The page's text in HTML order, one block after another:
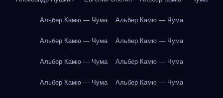
Альбер Камю — Чума Альбер Камю — Чума
Альбер Камю — Чума Альбер Камю — Чума
Альбер Камю — Чума Альбер Камю — Чума
Альбер Камю — Чума Альбер Камю — Чума